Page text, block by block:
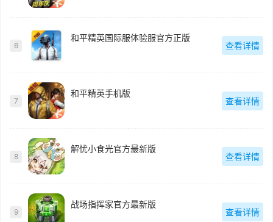
6
和平精英国际服体验服官方正版
查看详情
7
和平精英手机版
查看详情
8
解忧小食光官方最新版
查看详情
9
战场指挥家官方最新版
查看详情